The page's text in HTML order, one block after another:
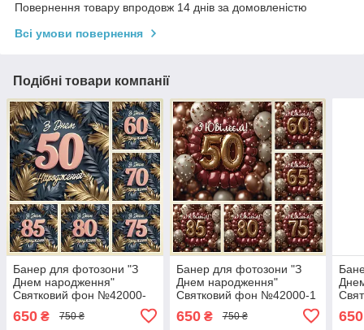
Повернення товару впродовж 14 днів за домовленістю
Всі умови повернення
Подібні товари компанії
Банер для фотозони "З
Днем народження"
Святковий фон №42000-
650 ₴ 750 ₴
Банер для фотозони "З
Днем народження"
Святковий фон №42000-1
650₴ 750 ₴ 650